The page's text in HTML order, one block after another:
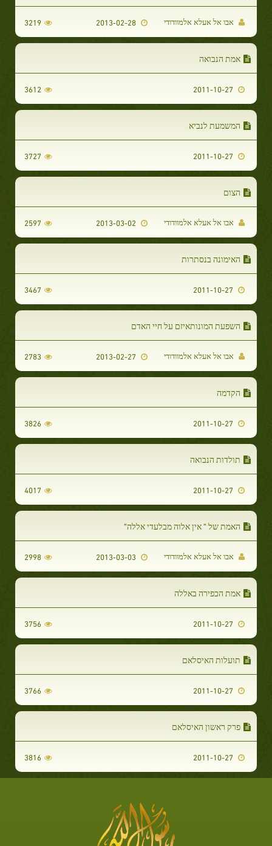
אבו אל אעלא אלמוודודי 2013-02-28
3219
אמת הנבואה
3612
המשמעת לנביא
3727
הצום
אבו אל אעלא אלמוודודי 2597
האימונה בנסתרות
3467
השפעת המונותאיזם על חיי האדם
אבו אל אעלא אלמוודודי 2783
הקדמה
3826
תולדות הנבואה
4017
האמת של " אין אלוה מבלעדי אללה"
אבו אל אעלא אלמוודודי 2013-03-03
2998
אמת הכפירה באללה
3756
תועלות האיסלאם
3766
פרק ראשון האיסלאם
3816